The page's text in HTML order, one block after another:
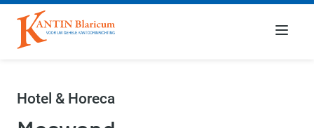
Menu
Hotel & Horeca